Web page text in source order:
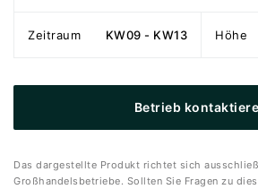
Zeitraum KW09 - KW13 Höhe
Betrieb
Das dargestellte Produkt richtet sich
Großhandelsbetriebe. Sollten Sie Fragen zu